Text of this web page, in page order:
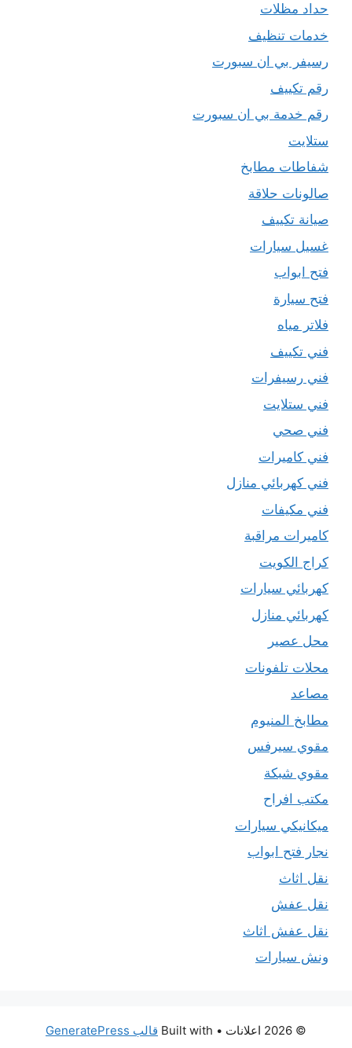
حداد مظلات
خدمات تنظيف
رسيفر بي ان سبورت
رقم تكييف
رقم خدمة بي ان سبورت
ستلايت
شفاطات مطابخ
صالونات حلاقة
صيانة تكييف
غسيل سيارات
فتح ابواب
فتح سيارة
فلاتر مياه
فني تكييف
فني رسيفرات
فني ستلايت
فني صحي
فني كاميرات
فني كهربائي منازل
فني مكيفات
كاميرات مراقبة
كراج الكويت
كهربائي سيارات
كهربائي منازل
محل عصير
محلات تلفونات
مصاعد
مطابخ المنيوم
مقوي سيرفس
مقوي شبكة
مكتب افراح
ميكانيكي سيارات
نجار فتح ابواب
نقل اثاث
نقل عفش
نقل عفش اثاث
ونش سيارات
© 2026 اعلانات • Built with قالب GeneratePress